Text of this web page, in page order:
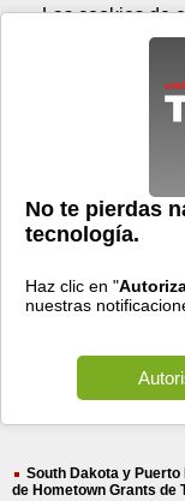
Prensa
>
parque
233 resultados
South Dakota y
de Hometown Grants de
Viernes 07
Las cookies de
contenido y los
sociales y para
información sobre
partners de